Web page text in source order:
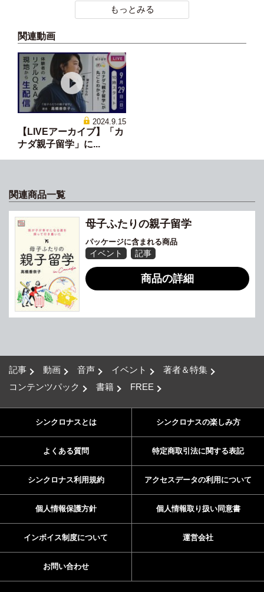
もっとみる
関連動画
2024.9.15
【LIVEアーカイブ】「カ
ナダ親子留学」に...
関連商品一覧
母子ふたりの親子留学
パッケージに含まれる商品
イベント 記事
商品の詳細
記事 動画 音声 イベント
著者＆特集
コンテンツパック
書籍 FREE
シンクロナスとは シンクロナスの楽しみ方
よくある質問 特定商取引法に関する表記
シンクロナス利用規約 アクセスデータの利用について
個人情報保護方針 個人情報取り扱い同意書
インボイス制度について 運営会社
お問い合わせ